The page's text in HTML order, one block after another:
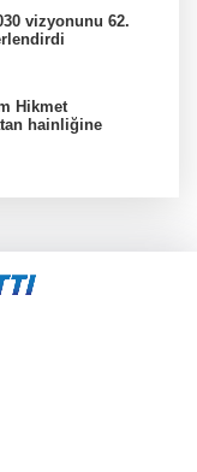
vizyonunu 62.
Hikmet
hainliğine